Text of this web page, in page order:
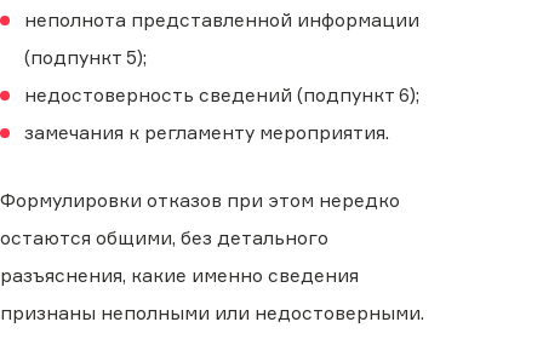
неполнота представленной информации
(подпункт 5);
недостоверность сведений (подпункт 6);
замечания к регламенту мероприятия.
Формулировки отказов при этом нередко
остаются общими, без детального
разъяснения, какие именно сведения
признаны неполными или недостоверными.